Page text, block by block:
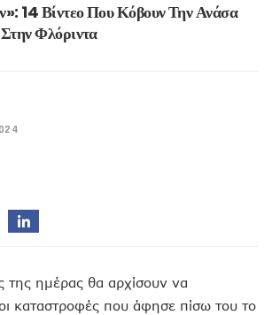
14 Βίντεο Που Κόβουν Την Ανάσα
Φλόριντα
ημέρας θα αρχίσουν να
καταστροφές που άφησε πίσω του το